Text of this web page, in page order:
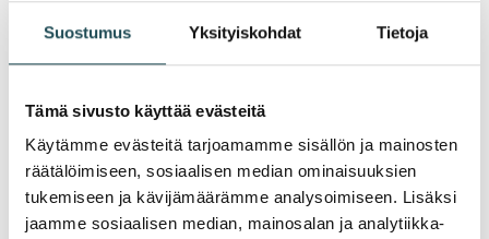
Suostumus Yksityiskohdat Tietoja
Tämä sivusto käyttää evästeitä
Käytämme evästeitä tarjoamamme sisällön ja mainosten
räätälöimiseen, sosiaalisen median ominaisuuksien
tukemiseen ja kävijämäärämme analysoimiseen. Lisäksi
jaamme sosiaalisen median, mainosalan ja analytiikka-
Työnantajapalvelut
Avaa
Ehdokasesittely
rekrytoinnin apuna
Avaa